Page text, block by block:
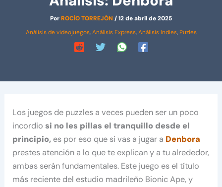
PorROCÍO TORREJÓN /12 de abril de 2025
Análisis de videojuegos,Análisis Express,Análisis Indies, Puzles
Los juegos de puzzles a veces pueden ser un poco
incordiosi no les pillas el tranquillo desde el
principio, es por eso que si vas a jugar a Denbora
prestes atención a lo que te explican y a tu alrededor,
ambas serán fundamentales. Este juego es el título
más reciente del estudio madrileño Bionic Ape, y